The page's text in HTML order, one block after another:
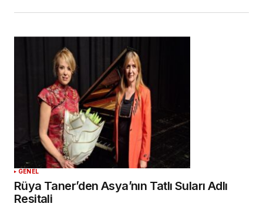
GENEL
Rüya Taner’den Asya’nın Tatlı Suları Adlı
Resitali